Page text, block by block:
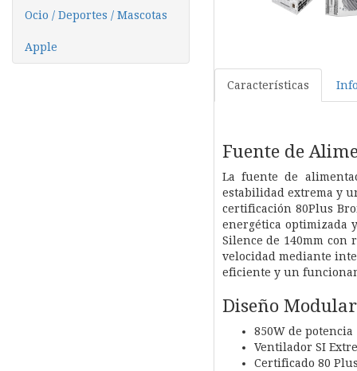
Ocio / Deportes / Mascotas
Apple
Características
Fuente de
La fuente de
estabilidad extrema y
certificación 80Plus
energética optimizada
Silence de 140mm con
velocidad mediante
eficiente y un
Diseño
850W de potencia
Ventilador SI
Certificado 80